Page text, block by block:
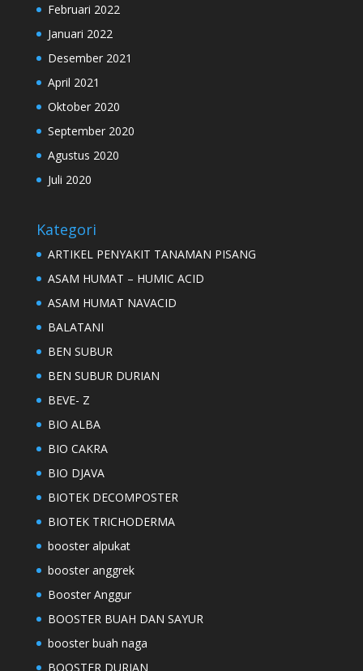
Februari 2022
Januari 2022
Desember 2021
April 2021
Oktober 2020
September 2020
Agustus 2020
Juli 2020
Kategori
ARTIKEL PENYAKIT TANAMAN PISANG
ASAM HUMAT – HUMIC ACID
ASAM HUMAT NAVACID
BALATANI
BEN SUBUR
BEN SUBUR DURIAN
BEVE- Z
BIO ALBA
BIO CAKRA
BIO DJAVA
BIOTEK DECOMPOSTER
BIOTEK TRICHODERMA
booster alpukat
booster anggrek
Booster Anggur
BOOSTER BUAH DAN SAYUR
booster buah naga
BOOSTER DURIAN